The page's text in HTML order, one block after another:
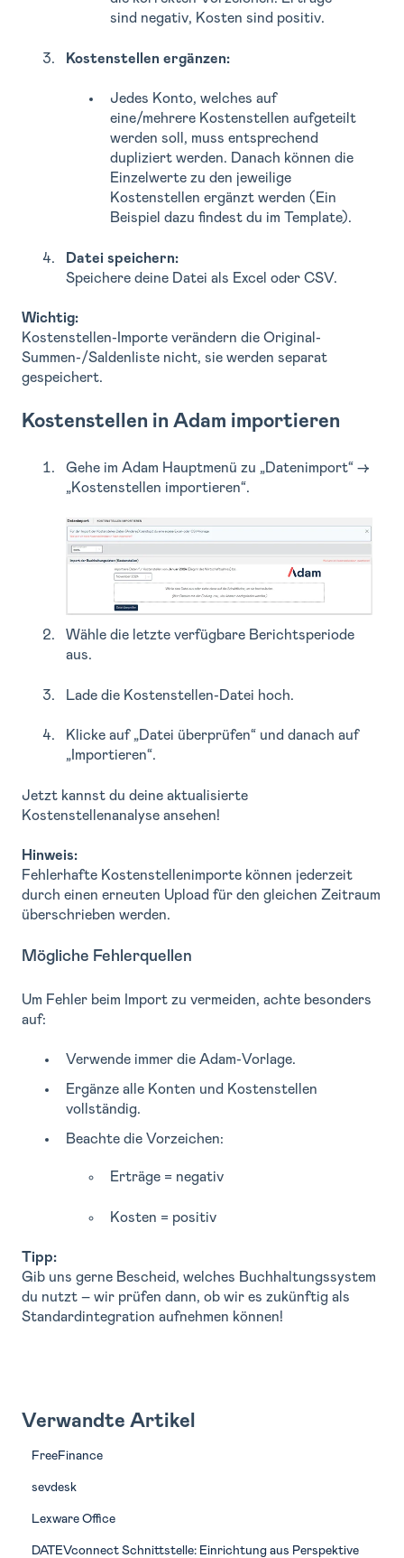
sind negativ, Kosten sind positiv.
Kostenstellen ergänzen:
Jedes Konto, welches auf
eine/mehrere Kostenstellen aufgeteilt
werden soll, muss entsprechend
dupliziert werden. Danach können die
Einzelwerte zu den jeweilige
Kostenstellen ergänzt werden (Ein
Beispiel dazu findest du im Template).
Datei speichern:
Speichere deine Datei als Excel oder CSV.
Wichtig:
Kostenstellen-Importe verändern die Original-
Summen-/Saldenliste nicht, sie werden separat
gespeichert.
Kostenstellen in Adam importieren
Gehe im Adam Hauptmenü zu „Datenimport“ →
„Kostenstellen importieren“.
Wähle die letzte verfügbare Berichtsperiode
aus.
Lade die Kostenstellen-Datei hoch.
Klicke auf „Datei überprüfen“ und danach auf
„Importieren“.
Jetzt kannst du deine aktualisierte
Kostenstellenanalyse ansehen!
Hinweis:
Fehlerhafte Kostenstellenimporte können jederzeit
durch einen erneuten Upload für den gleichen Zeitraum
überschrieben werden.
Mögliche Fehlerquellen
Um Fehler beim Import zu vermeiden, achte besonders
auf:
Verwende immer die Adam-Vorlage.
Ergänze alle Konten und Kostenstellen
vollständig.
Beachte die Vorzeichen:
Erträge = negativ
Kosten = positiv
Tipp:
Gib uns gerne Bescheid, welches Buchhaltungssystem
du nutzt – wir prüfen dann, ob wir es zukünftig als
Standardintegration aufnehmen können!
Verwandte Artikel
FreeFinance
sevdesk
Lexware Office
DATEVconnect Schnittstelle: Einrichtung aus Perspektive